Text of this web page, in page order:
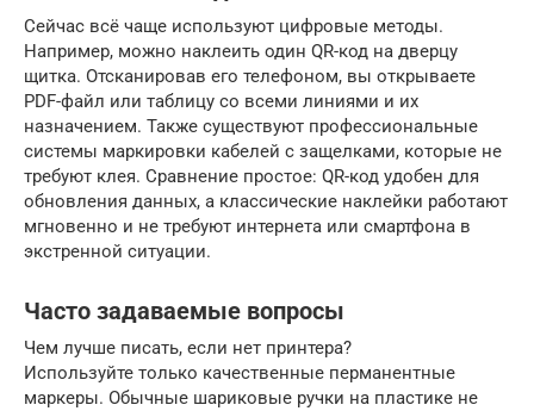
Сейчас всё чаще используют цифровые методы.
Например, можно наклеить один QR-код на дверцу
щитка. Отсканировав его телефоном, вы открываете
PDF-файл или таблицу со всеми линиями и их
назначением. Также существуют профессиональные
системы маркировки кабелей с защелками, которые не
требуют клея. Сравнение простое: QR-код удобен для
обновления данных, а классические наклейки работают
мгновенно и не требуют интернета или смартфона в
экстренной ситуации.
Часто задаваемые вопросы
Чем лучше писать, если нет принтера?
Используйте только качественные перманентные
маркеры. Обычные шариковые ручки на пластике не